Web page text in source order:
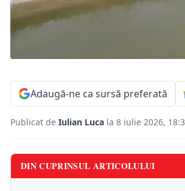
Adaugă-ne ca sursă preferată
Publicat de Iulian Luca la 8 iulie 2026,
DIN CUPRINSUL ARTICOLULUI